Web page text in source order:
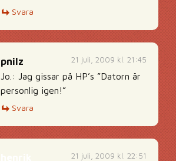
Svara
21 juli, 2009 kl. 21:45
pnilz
Jo.: Jag gissar på HP’s ”Datorn är
personlig igen!”
Svara
21 juli, 2009 kl. 22:51